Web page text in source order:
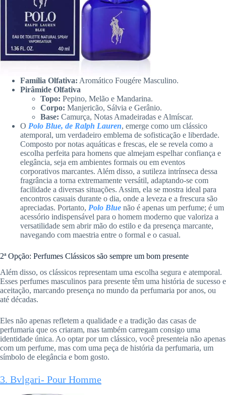
Família Olfativa: Aromático Fougére Masculino.
Pirâmide Olfativa
Topo: Pepino, Melão e Mandarina.
Corpo: Manjericão, Sálvia e Gerânio.
Base: Camurça, Notas Amadeiradas e Almíscar.
O Polo Blue, de Ralph Lauren, emerge como um clássico
atemporal, um verdadeiro emblema de sofisticação e liberdade.
Composto por notas aquáticas e frescas, ele se revela como a
escolha perfeita para homens que almejam espelhar confiança e
elegância, seja em ambientes formais ou em eventos
corporativos marcantes. Além disso, a sutileza intrínseca dessa
fragrância a torna extremamente versátil, adaptando-se com
facilidade a diversas situações. Assim, ela se mostra ideal para
encontros casuais durante o dia, onde a leveza e a frescura são
apreciadas. Portanto, Polo Blue não é apenas um perfume; é um
acessório indispensável para o homem moderno que valoriza a
versatilidade sem abrir mão do estilo e da presença marcante,
navegando com maestria entre o formal e o casual.
2ª Opção: Perfumes Clássicos são sempre um bom presente
Além disso, os clássicos representam uma escolha segura e atemporal.
Esses perfumes masculinos para presente têm uma história de sucesso e
aceitação, marcando presença no mundo da perfumaria por anos, ou
até décadas.
Eles não apenas refletem a qualidade e a tradição das casas de
perfumaria que os criaram, mas também carregam consigo uma
identidade única. Ao optar por um clássico, você presenteia não apenas
com um perfume, mas com uma peça de história da perfumaria, um
símbolo de elegância e bom gosto.
3. Bvlgari- Pour Homme